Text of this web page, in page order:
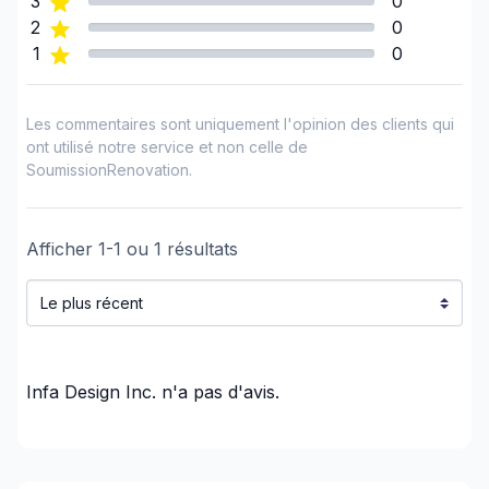
plomberie)
Rénovations - Salle de bain (sans électricité /
plomberie)
plomberie)
Rénovations - Sous-sol (sans électricité /
plomberie)
Tapis
Régions
GTA - Newmarket et les environs
GTA - Richmond Hill/Markham/Vaughan
Simcoe County
2
0
1
0
Les commentaires sont uniquement l'opinion des clients qui
ont utilisé notre service et non celle de
SoumissionRenovation.
Afficher 1-1 ou 1 résultats
Infa Design Inc. n'a pas d'avis.